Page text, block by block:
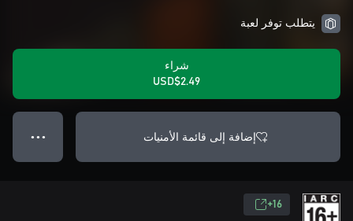
يتطلب توفر لعبة
شراء
USD$2.49
إضافة إلى قائمة الأمنيات ● ● ●
16+